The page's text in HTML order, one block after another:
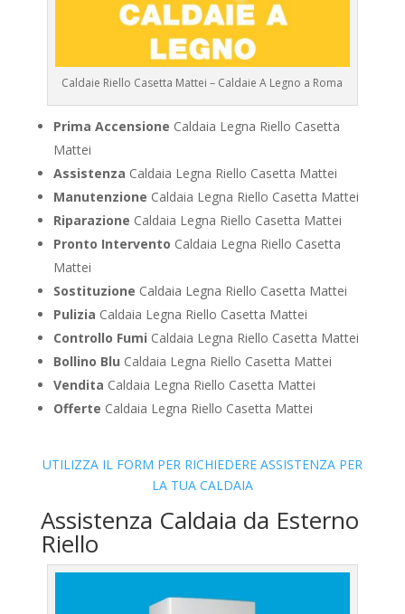
Caldaie Riello Casetta Mattei – Caldaie A Legno a Roma
Prima Accensione Caldaia Legna Riello Casetta
Mattei
Assistenza Caldaia Legna Riello Casetta Mattei
Manutenzione Caldaia Legna Riello Casetta Mattei
Riparazione Caldaia Legna Riello Casetta Mattei
Pronto Intervento Caldaia Legna Riello Casetta
Mattei
Sostituzione Caldaia Legna Riello Casetta Mattei
Pulizia Caldaia Legna Riello Casetta Mattei
Controllo Fumi Caldaia Legna Riello Casetta Mattei
Bollino Blu Caldaia Legna Riello Casetta Mattei
Vendita Caldaia Legna Riello Casetta Mattei
Offerte Caldaia Legna Riello Casetta Mattei
UTILIZZA IL FORM PER RICHIEDERE ASSISTENZA PER
LA TUA CALDAIA
Assistenza Caldaia da Esterno
Riello